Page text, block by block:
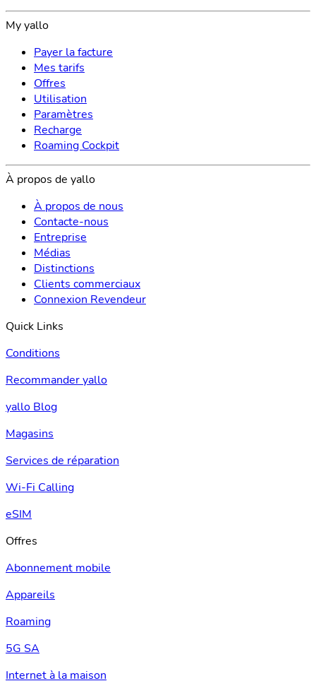
My yallo
Payer la facture
Mes tarifs
Offres
Utilisation
Paramètres
Recharge
Roaming Cockpit
À propos de yallo
À propos de nous
Contacte-nous
Entreprise
Médias
Distinctions
Clients commerciaux
Connexion Revendeur
Quick Links
Conditions
Recommander yallo
yallo Blog
Magasins
Services de réparation
Wi-Fi Calling
eSIM
Offres
Abonnement mobile
Appareils
Roaming
5G SA
Internet à la maison